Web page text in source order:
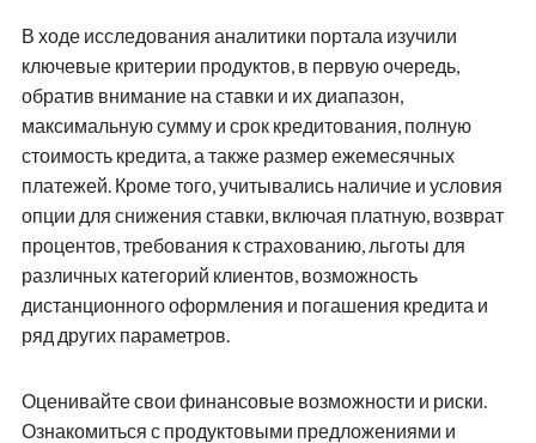
В ходе исследования аналитики портала изучили
ключевые критерии продуктов, в первую очередь,
обратив внимание на ставки и их диапазон,
максимальную сумму и срок кредитования, полную
стоимость кредита, а также размер ежемесячных
платежей. Кроме того, учитывались наличие и условия
опции для снижения ставки, включая платную, возврат
процентов, требования к страхованию, льготы для
различных категорий клиентов, возможность
дистанционного оформления и погашения кредита и
ряд других параметров.
Оценивайте свои финансовые возможности и риски.
Ознакомиться с продуктовыми предложениями и